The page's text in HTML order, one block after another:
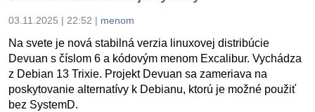
03.11.2025 | 22:52 | menom
Na svete je nová stabilná verzia linuxovej distribúcie
Devuan s číslom 6 a kódovým menom Excalibur. Vychádza
z Debian 13 Trixie. Projekt Devuan sa zameriava na
poskytovanie alternatívy k Debianu, ktorú je možné použiť
bez SystemD.